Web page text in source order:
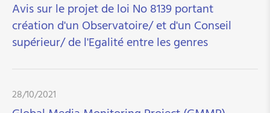
Avis sur le projet de loi No 8139 portant
création d'un Observatoire/ et d'un Conseil
supérieur/ de l'Egalité entre les genres
28/10/2021